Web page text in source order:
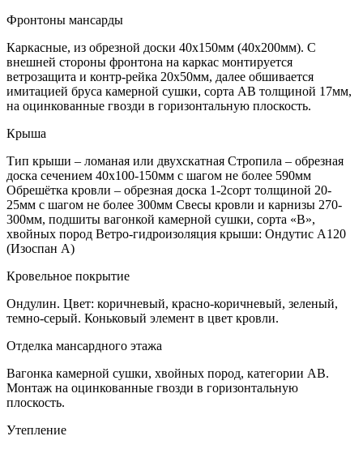
Фронтоны мансарды
Каркасные, из обрезной доски 40х150мм (40х200мм). С
внешней стороны фронтона на каркас монтируется
ветрозащита и контр-рейка 20х50мм, далее обшивается
имитацией бруса камерной сушки, сорта АВ толщиной 17мм,
на оцинкованные гвозди в горизонтальную плоскость.
Крыша
Тип крыши – ломаная или двухскатная Стропила – обрезная
доска сечением 40х100-150мм с шагом не более 590мм
Обрешётка кровли – обрезная доска 1-2сорт толщиной 20-
25мм с шагом не более 300мм Свесы кровли и карнизы 270-
300мм, подшиты вагонкой камерной сушки, сорта «В»,
хвойных пород Ветро-гидроизоляция крыши: Ондутис А120
(Изоспан А)
Кровельное покрытие
Ондулин. Цвет: коричневый, красно-коричневый, зеленый,
темно-серый. Коньковый элемент в цвет кровли.
Отделка мансардного этажа
Вагонка камерной сушки, хвойных пород, категории АВ.
Монтаж на оцинкованные гвозди в горизонтальную
плоскость.
Утепление